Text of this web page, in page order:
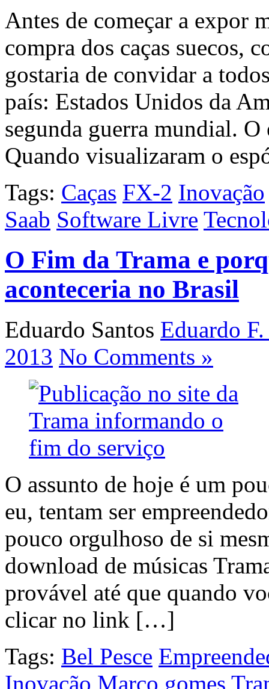
Antes de começar a expor
compra dos caças suecos,
gostaria de convidar a
país: Estados Unidos da
segunda guerra mundial. O
Quando visualizaram o
Tags: Caças FX-2 Inovação
Saab Software Livre
O Fim da Trama e
aconteceria no Brasil
Eduardo Santos Eduardo
2013 No Comments »
O assunto de hoje é um
eu, tentam ser
pouco orgulhoso de si
download de músicas
provável até que quando
clicar no link […]
Tags: Bel Pesce
Inovação Marco gomes